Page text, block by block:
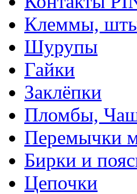
Клеммы,
Шурупы
Гайки
Заклёпки
Пломбы,
Перемычки
Бирки и
Цепочки